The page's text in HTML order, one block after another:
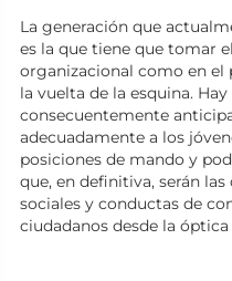
La generación que
es la que tiene que tomar
organizacional como en el
la vuelta de la esquina.
consecuentemente
adecuadamente a los
posiciones de mando y
que, en definitiva, serán
sociales y conductas de
ciudadanos desde la